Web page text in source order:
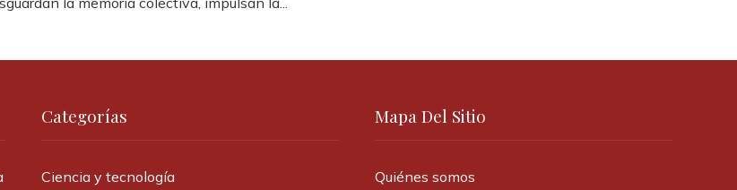
Categorías
Ciencia y tecnología
Mapa Del Sitio
Quiénes somos